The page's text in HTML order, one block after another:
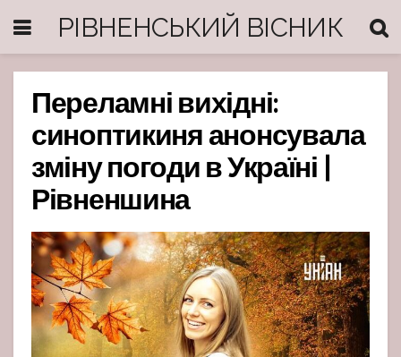
РІВНЕНСЬКИЙ ВІСНИК
Переламні вихідні:
синоптикиня анонсувала
зміну погоди в Україні |
Рівненшина